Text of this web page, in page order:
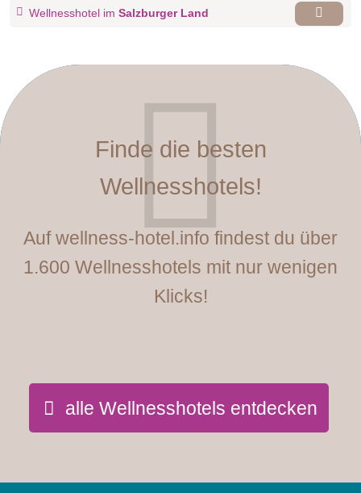
Wellnesshotel im Salzburger Land
Finde die besten
Wellnesshotels!
Auf wellness-hotel.info findest du über
1.600 Wellnesshotels mit nur wenigen
Klicks!
alle Wellnesshotels entdecken